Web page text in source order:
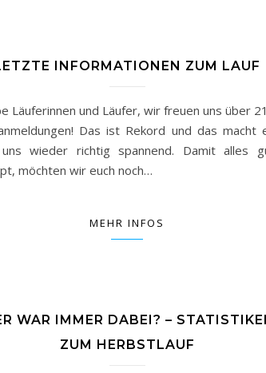
INFORMATIONEN ZUM LAUF
Läuferinnen und Läufer, wir freuen uns über
Das ist Rekord und das macht
wieder richtig spannend. Damit alles
möchten wir euch noch…
MEHR INFOS
WAR IMMER DABEI? –
ZUM HERBSTLAUF